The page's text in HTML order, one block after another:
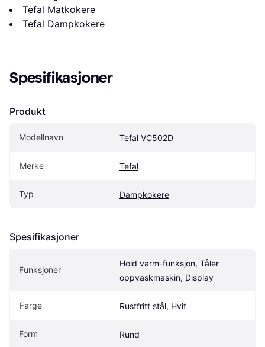
Tefal Matkokere
Tefal Dampkokere
Spesifikasjoner
Produkt
Modellnavn Tefal VC502D
Merke Tefal
Typ Dampkokere
Spesifikasjoner
Funksjoner
Hold varm-funksjon, Tåler
oppvaskmaskin, Display
Farge Rustfritt stål, Hvit
Form Rund